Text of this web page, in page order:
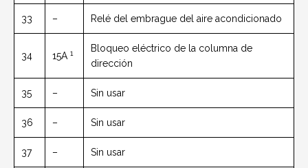
33 – Relé del embrague del aire acondicionado
34 15A 1
Bloqueo eléctrico de la columna de
dirección
35 – Sin usar
36 – Sin usar
37 – Sin usar